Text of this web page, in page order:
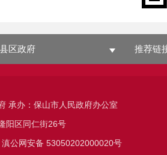
县区政府 推荐链
承办：保山市人民政府办公室
阳区同仁街26号
公网安备 53050202000020号